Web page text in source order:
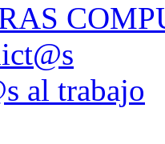
al trabajo